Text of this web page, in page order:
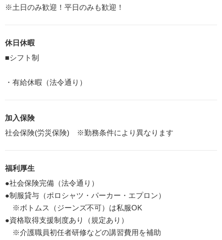
※土日のみ歓迎！平日のみも歓迎！
休日休暇
■シフト制
・有給休暇（法令通り）
加入保険
社会保険(労災保険) ※勤務条件により異なります
福利厚生
●社会保険完備（法令通り）
●制服貸与（ポロシャツ・パーカー・エプロン）
※ボトムス（ジーンズ不可）は私服OK
●資格取得支援制度あり（規定あり）
※介護職員初任者研修などの講習費用を補助